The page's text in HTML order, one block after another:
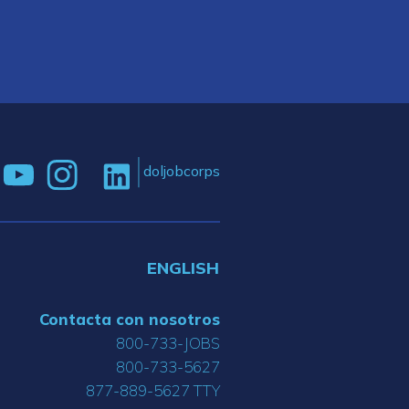
doljobcorps
ENGLISH
Contacta con nosotros
800-733-JOBS
800-733-5627
877-889-5627 TTY